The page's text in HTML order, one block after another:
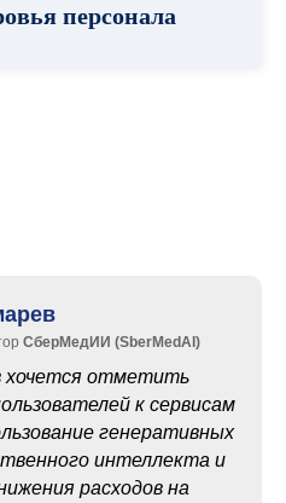
персонала
СберМедИИ (SberMedAI)
хочется отметить
к сервисам
генеративных
интеллекта и
расходов на